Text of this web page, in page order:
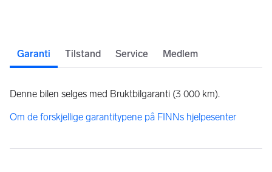
Garanti Tilstand Service Medlem
Denne bilen selges med Bruktbilgaranti (3 000 km).
Om de forskjellige garantitypene på FINNs hjelpesenter